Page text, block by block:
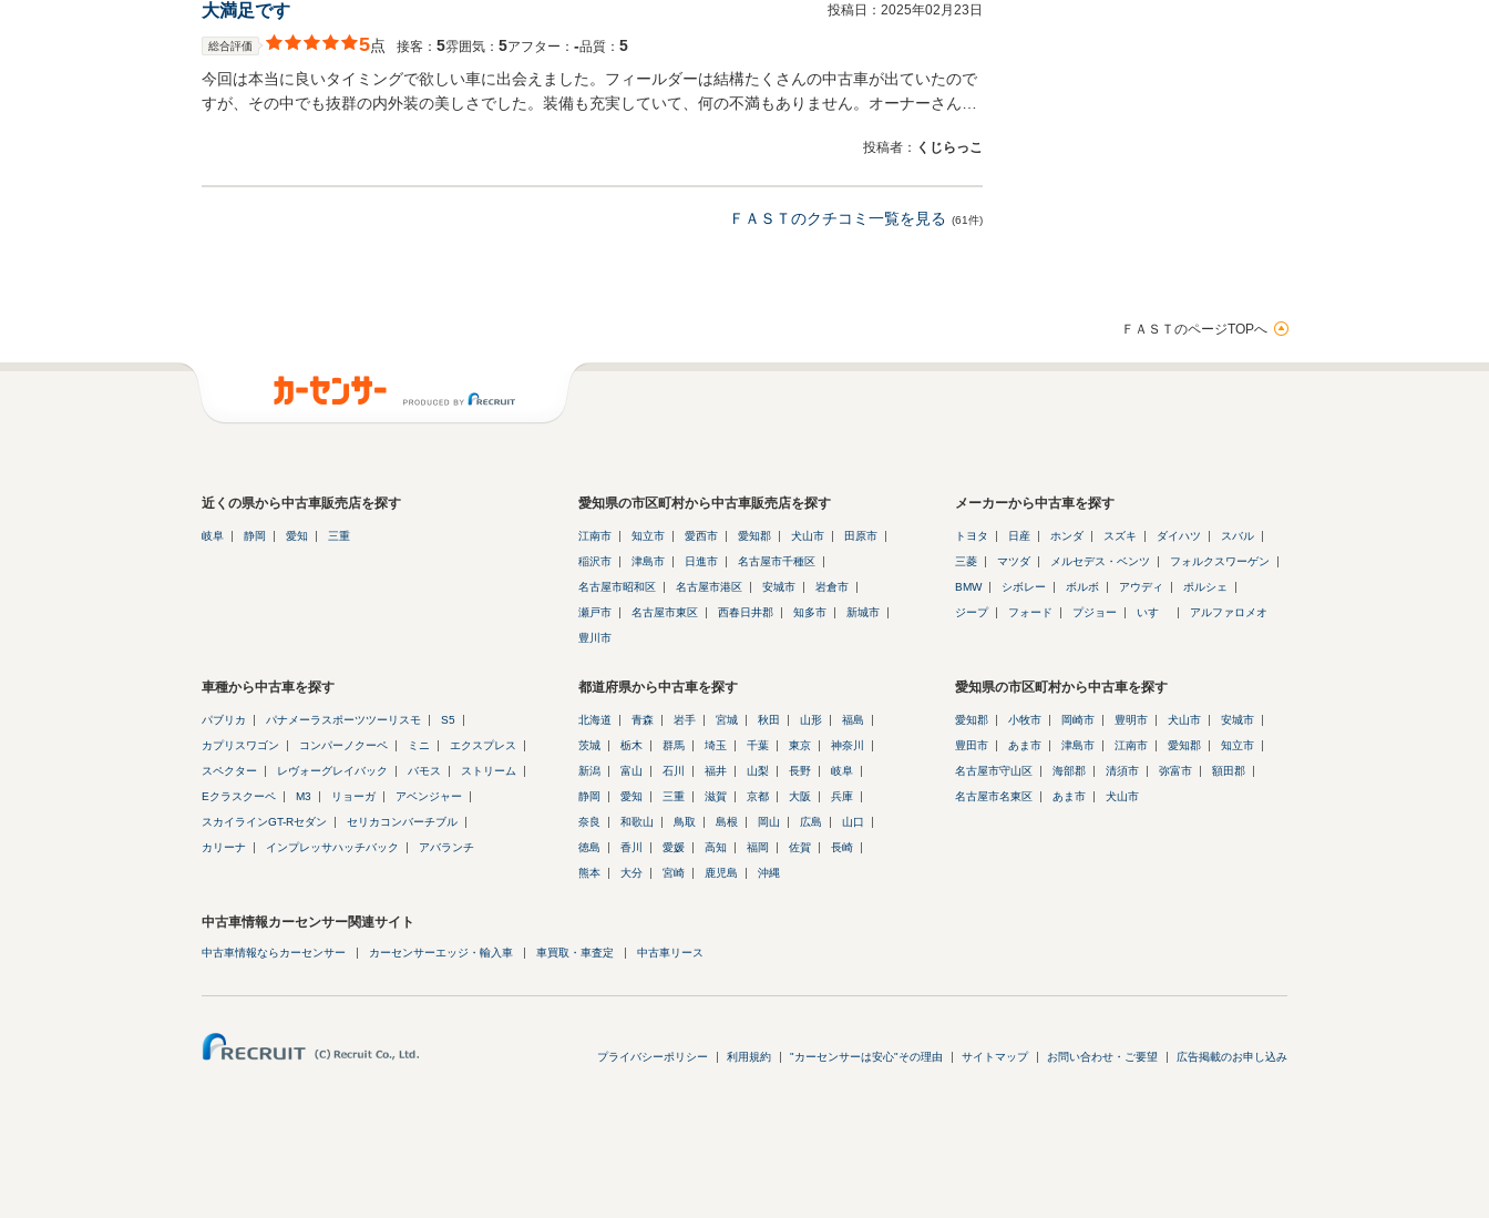
大満足です 投稿日： 2025年02月23日
総合評価 5点 接客： 5雰囲気： 5アフター： ‐品質： 5
今回は本当に良いタイミングで欲しい車に出会えました。フィールダーは結構たくさんの中古車が出ていたので
すが、その中でも抜群の内外装の美しさでした。装備も充実していて、何の不満もありません。オーナーさん…
投稿者： くじらっこ
ＦＡＳＴのクチコミ一覧を見る (61件)
ＦＡＳＴのページTOPへ
近くの県から中古車販売店を探す
岐阜 静岡 愛知 三重
愛知県の市区町村から中古車販売店を探す
江南市 知立市 愛西市 愛知郡 犬山市 田原市
稲沢市 津島市 日進市 名古屋市千種区
名古屋市昭和区 名古屋市港区 安城市 岩倉市
瀬戸市 名古屋市東区 西春日井郡 知多市 新城市
豊川市
メーカーから中古車を探す
トヨタ 日産 ホンダ スズキ ダイハツ スバル
三菱 マツダ メルセデス・ベンツ フォルクスワーゲン
BMW シボレー ボルボ アウディ ポルシェ
ジープ フォード プジョー いすゞ アルファロメオ
車種から中古車を探す
パブリカ パナメーラスポーツツーリスモ S5
カプリスワゴン コンパーノクーペ ミニ エクスプレス
スペクター レヴォーグレイバック バモス ストリーム
Eクラスクーペ M3 リョーガ アベンジャー
スカイラインGT-Rセダン セリカコンバーチブル
カリーナ インプレッサハッチバック アバランチ
都道府県から中古車を探す
北海道 青森 岩手 宮城 秋田 山形 福島
茨城 栃木 群馬 埼玉 千葉 東京 神奈川
新潟 富山 石川 福井 山梨 長野 岐阜
静岡 愛知 三重 滋賀 京都 大阪 兵庫
奈良 和歌山 鳥取 島根 岡山 広島 山口
徳島 香川 愛媛 高知 福岡 佐賀 長崎
熊本 大分 宮崎 鹿児島 沖縄
愛知県の市区町村から中古車を探す
愛知郡 小牧市 岡崎市 豊明市 犬山市 安城市
豊田市 あま市 津島市 江南市 愛知郡 知立市
名古屋市守山区 海部郡 清須市 弥富市 額田郡
名古屋市名東区 あま市 犬山市
中古車情報カーセンサー関連サイト
中古車情報ならカーセンサー カーセンサーエッジ・輸入車 車買取・車査定 中古車リース
プライバシーポリシー 利用規約 "カーセンサーは安心"その理由 サイトマップ お問い合わせ・ご要望 広告掲載のお申し込み